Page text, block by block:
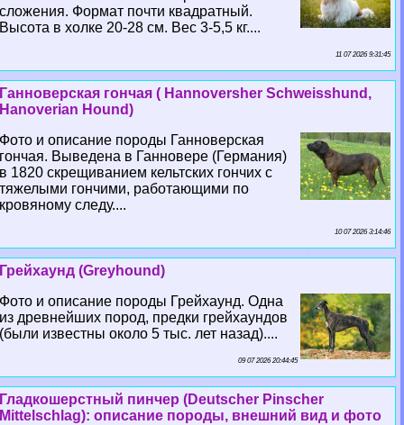
сложения. Формат почти квадратный.
Высота в холке 20-28 см. Вес 3-5,5 кг....
11 07 2026 9:31:45
Ганноверская гончая ( Hannoversher Schweisshund,
Hanoverian Hound)
Фото и описание породы Ганноверская
гончая. Выведена в Ганновере (Германия)
в 1820 скрещиванием кельтских гончих с
тяжелыми гончими, работающими по
кровяному следу....
10 07 2026 3:14:46
Грейхаунд (Greyhound)
Фото и описание породы Грейхаунд. Одна
из древнейших пород, предки грейхаундов
(были известны около 5 тыс. лет назад)....
09 07 2026 20:44:45
Гладкошерстный пинчер (Deutscher Pinscher
Mittelschlag): описание породы, внешний вид и фото